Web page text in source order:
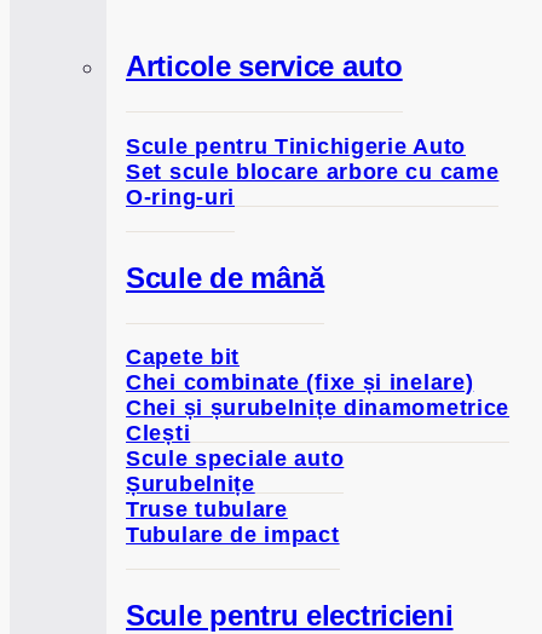
Articole service auto
Scule pentru Tinichigerie Auto
Set scule blocare arbore cu came
O-ring-uri
Scule de mână
Capete bit
Chei combinate (fixe și inelare)
Chei și șurubelnițe dinamometrice
Clești
Scule speciale auto
Șurubelnițe
Truse tubulare
Tubulare de impact
Scule pentru electricieni